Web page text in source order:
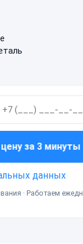
за 3 минуты
данных
· Работаем